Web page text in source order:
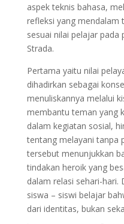
aspek teknis bahasa,
refleksi yang mendalam
sesuai nilai pelajar pada
Strada.
Pertama yaitu nilai
dihadirkan sebagai
menuliskannya melalui
membantu teman yang
dalam kegiatan sosial,
tentang melayani tanpa
tersebut menunjukkan
tindakan heroik yang
dalam relasi sehari-hari.
siswa – siswi belajar
dari identitas, bukan